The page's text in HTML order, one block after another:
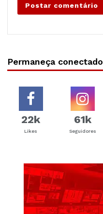
Permaneça conectado
22k
Likes
61k
Seguidores